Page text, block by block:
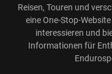
Reisen, Touren und
eine One-Stop-
interessieren und
Informationen für